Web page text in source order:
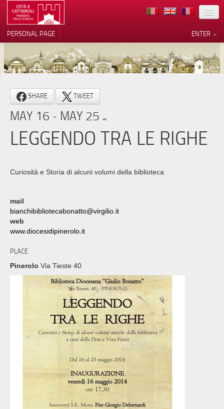
LOCATION
ARCHITECTURE
MUSEUMS
ITINERARIES
EVENTS
VOLUNTEERS
PRESS
ENTER
PERSONAL PAGE
SHARE TWEET
MAY 16 - MAY 25
LEGGENDO TRA LE RIGHE
Curiosità e Storia di alcuni volumi della biblioteca
mail
bianchibibliotecabonatto@virgilio.it
web
www.diocesidipinerolo.it
PLACE
Pinerolo Via Tieste 40
Notice at collection
Your Privacy Choices